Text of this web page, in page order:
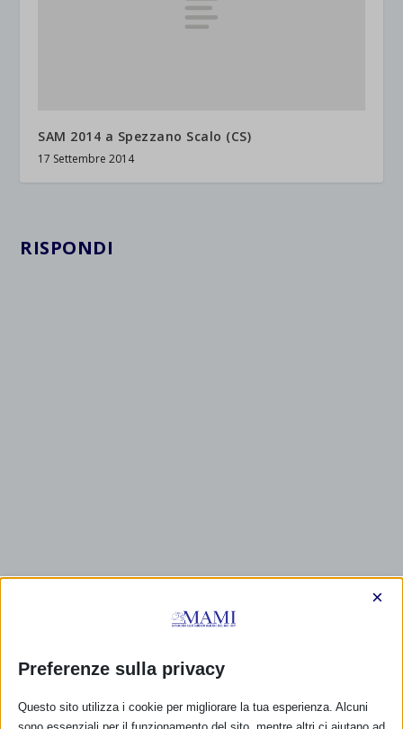
SAM 2014 a Spezzano Scalo (CS)
17 Settembre 2014
RISPONDI
CALENDARIO EVENTI
Preferenze sulla privacy
×
Questo sito utilizza i cookie per migliorare la tua esperienza. Alcuni